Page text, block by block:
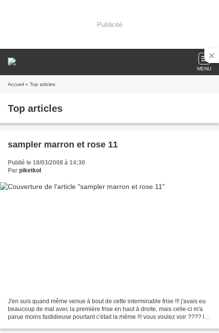
Publicité
MENU
Accueil » Top articles
Top articles
sampler marron et rose 11
Publié le 18/03/2008 à 14:30
Par piketkol
J'en suis quand même venue à bout de cette interminable frise !!! j'avais eu
beaucoup de mal avec la première frise en haut à droite, mais celle-ci m'a
parue moins fastidieuse pourtant c'était la même !!! vous voulez voir ???? les